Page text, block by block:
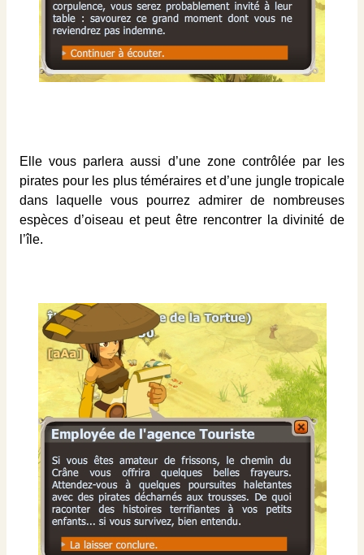
Elle vous parlera aussi d’une zone contrôlée par les
pirates pour les plus téméraires et d’une jungle tropicale
dans laquelle vous pourrez admirer de nombreuses
espèces d’oiseau et peut être rencontrer la divinité de
l’île.